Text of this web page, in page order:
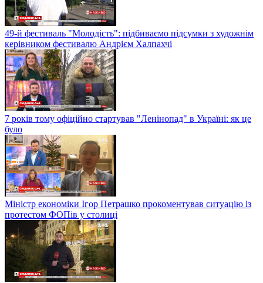
49-й фестиваль "Молодість": підбиваємо підсумки з художнім
керівником фестивалю Андрієм Халпахчі
7 років тому офіційно стартував "Ленінопад" в Україні: як це
було
Міністр економіки Ігор Петрашко прокоментував ситуацію із
протестом ФОПів у столиці